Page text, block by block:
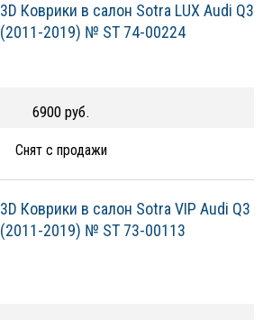
3D Коврики в салон Sotra LUX Audi Q3
(2011-2019) № ST 74-00224
6900 руб.
Снят с продажи
3D Коврики в салон Sotra VIP Audi Q3
(2011-2019) № ST 73-00113